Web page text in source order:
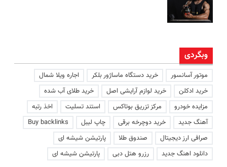
وبگردی
موتور آسانسور خرید دستگاه ماساژور بلکر
اجاره ویلا شمال
خرید ادکلن
خرید لوازم آرایشی اصل
خرید طلای آب شده
مزایده خودرو
مرکز تزریق بوتاکس استند تسلیت
اخذ رتبه
آهنگ جدید
خرید دوچرخه برقی چاپ لیبل
Buy backlinks
صرافی ارز دیجیتال
صندوق طلا
پارتیشن شیشه ای
دانلود اهنگ جدید
رزرو هتل دبی پارتیشن شیشه ای